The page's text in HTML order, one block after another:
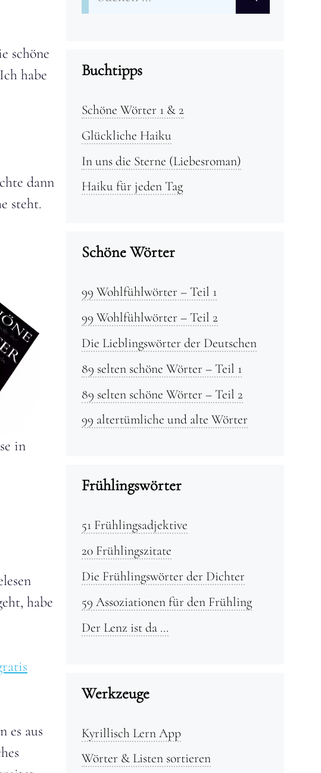
schöne
habe
dann
steht.
in
habe
es aus
nach:
Buchtipps
Schöne Wörter 1 & 2
Glückliche Haiku
In uns die Sterne (Liebesroman)
Haiku für jeden Tag
Schöne Wörter
99 Wohlfühlwörter – Teil 1
99 Wohlfühlwörter – Teil 2
Die Lieblingswörter der Deutschen
89 selten schöne Wörter – Teil 1
89 selten schöne Wörter – Teil 2
99 altertümliche und alte Wörter
Frühlingswörter
51 Frühlingsadjektive
20 Frühlingszitate
Die Frühlingswörter der Dichter
59 Assoziationen für den Frühling
Der Lenz ist da …
Werkzeuge
Kyrillisch Lern App
Wörter & Listen sortieren